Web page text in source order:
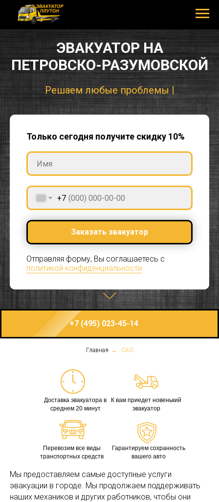
ЭВАКУАТОР НА
ПЕТРОВСКО-РАЗУМОВСКОЙ
|
Только сегодня получите скидку 10%
+7
Заказать эвакуатор
Отправляя форму, Вы соглашаетесь с
политикой конфиденциальности
+7 (495) 023-45-14
Главная → САО
Доставка эвакуатора в
среднем 20 минут
Гарантируем сохранность
вашего авто
К вам приедет новенький
эвакуатор
Перевозим все виды
транспортных средств
Мы предоставляем самые доступные услуги
эвакуации в городе. Мы продолжаем поддерживать
наших механиков и других работников, чтобы они